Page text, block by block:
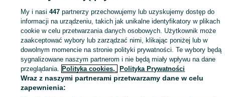
Zaloguj się lub załóż konto na OLX, aby skontaktować się z
sprzedającym
Zaloguj się / Załóż konto
My i nasi447 partnerzy przechowujemy lub uzyskujemy dostęp do
informacji na urządzeniu, takich jak unikalne identyfikatory w plikach
cookie w celu przetwarzania danych osobowych. Użytkownik może
zaakceptować wybory lub zarządzać nimi, klikając poniżej lub w
dowolnym momencie na stronie polityki prywatności. Te wybory będą
sygnalizowane naszym partnerom i nie będą miały wpływu na dane
przeglądania. Polityka cookies, Polityka Prywatności
Wraz z naszymi partnerami przetwarzamy dane w celu
zapewnienia: